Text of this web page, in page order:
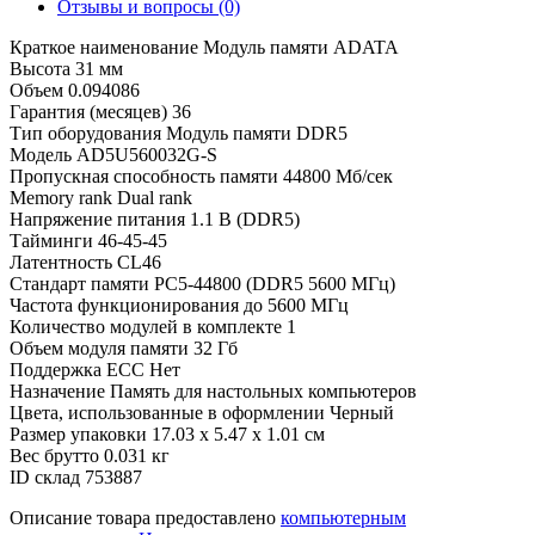
Отзывы и вопросы (0)
Краткое наименование Модуль памяти ADATA
Высота 31 мм
Объем 0.094086
Гарантия (месяцев) 36
Тип оборудования Модуль памяти DDR5
Модель AD5U560032G-S
Пропускная способность памяти 44800 Мб/сек
Memory rank Dual rank
Напряжение питания 1.1 В (DDR5)
Тайминги 46-45-45
Латентность CL46
Стандарт памяти PC5-44800 (DDR5 5600 МГц)
Частота функционирования до 5600 МГц
Количество модулей в комплекте 1
Объем модуля памяти 32 Гб
Поддержка ECC Нет
Назначение Память для настольных компьютеров
Цвета, использованные в оформлении Черный
Размер упаковки 17.03 x 5.47 x 1.01 см
Вес брутто 0.031 кг
ID склад 753887
Описание товара предоставлено компьютерным